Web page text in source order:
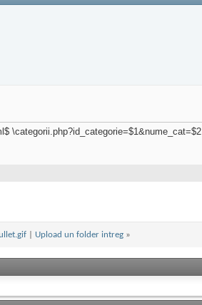
\categorii.php?id_categorie=$1&nume_cat=$2
Upload un folder intreg »